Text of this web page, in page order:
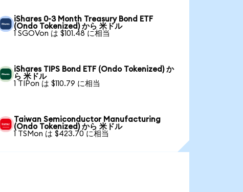
iShares 0-3 Month Treasury Bond ETF
(Ondo Tokenized) から 米ドル
1 SGOVon は $101.48 に相当
iShares TIPS Bond ETF (Ondo Tokenized) か
ら 米ドル
1 TIPon は $110.79 に相当
Taiwan Semiconductor Manufacturing
(Ondo Tokenized) から 米ドル
1 TSMon は $423.70 に相当